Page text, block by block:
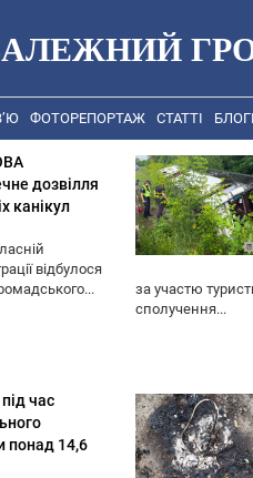
ФОТОРЕПОРТАЖ СТАТТІ
дозвілля
канікул
відбулося
за участю
сполучення...
час
понад 14,6